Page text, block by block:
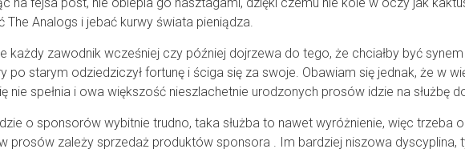
na fejsa post, nie oblepia go hasztagami, dzięki czemu nie kole w oczy jak
The Analogs i jebać kurwy świata pieniądza.
każdy zawodnik wcześniej czy później dojrzewa do tego, że chciałby być
po starym odziedziczył fortunę i ściga się za swoje. Obawiam się jednak, że w
nie spełnia i owa większość nieszlachetnie urodzonych prosów idzie na służbę
o sponsorów wybitnie trudno, taka służba to nawet wyróżnienie, więc trzeba
prosów zależy sprzedaż produktów sponsora . Im bardziej niszowa dyscyplina,